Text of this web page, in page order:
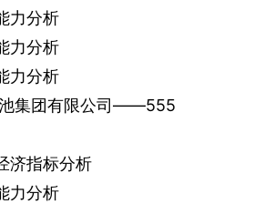
力分析
力分析
力分析
集团有限公司——555
济指标分析
力分析